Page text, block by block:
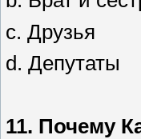
c. Друзья
d. Депутаты
11. Почему